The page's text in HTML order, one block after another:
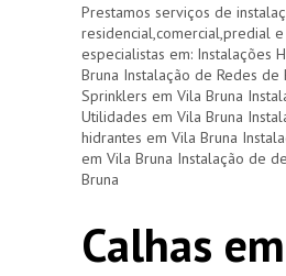
Prestamos serviços de
residencial,comercial,predial
especialistas em: Instalações
Bruna Instalação de Redes de
Sprinklers em Vila Bruna
Utilidades em Vila Bruna
hidrantes em Vila Bruna
em Vila Bruna Instalação de
Bruna
Calhas